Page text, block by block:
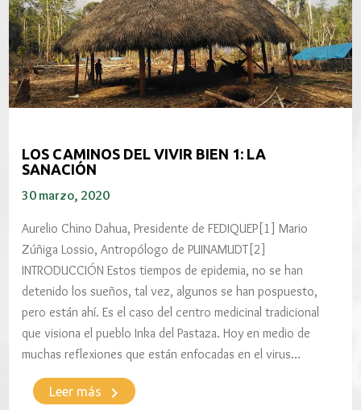
LOS CAMINOS DEL VIVIR BIEN 1: LA
SANACIÓN
30 marzo, 2020
Aurelio Chino Dahua, Presidente de FEDIQUEP[1] Mario
Zúñiga Lossio, Antropólogo de PUINAMUDT[2]
INTRODUCCIÓN Estos tiempos de epidemia, no se han
detenido los sueños, tal vez, algunos se han pospuesto,
pero están ahí. Es el caso del centro medicinal tradicional
que visiona el pueblo Inka del Pastaza. Hoy en medio de
muchas reflexiones que están enfocadas en el virus…
Leer más keyboard_arrow_right